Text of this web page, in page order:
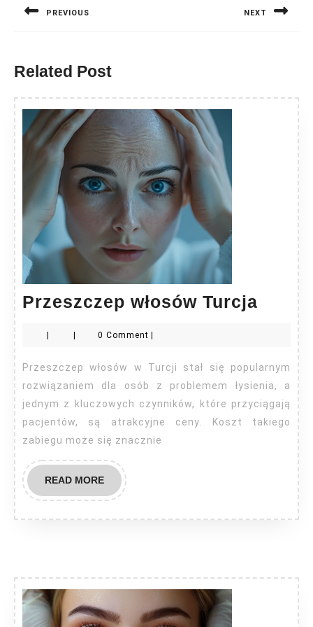
PREVIOUS NEXT
Related Post
Przeszczep włosów Turcja
Turcja
0 Comment
Przeszczep włosów w Turcji stał się popularnym
rozwiązaniem dla osób z problemem łysienia, a
jednym z kluczowych czynników, które przyciągają
pacjentów, są atrakcyjne ceny. Koszt takiego
zabiegu może się znacznie
READ MOREREAD
MORE